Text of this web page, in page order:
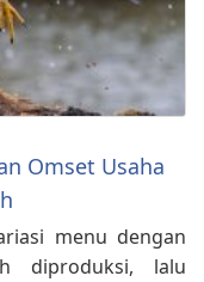
Omset Usaha
menu dengan
diproduksi, lalu